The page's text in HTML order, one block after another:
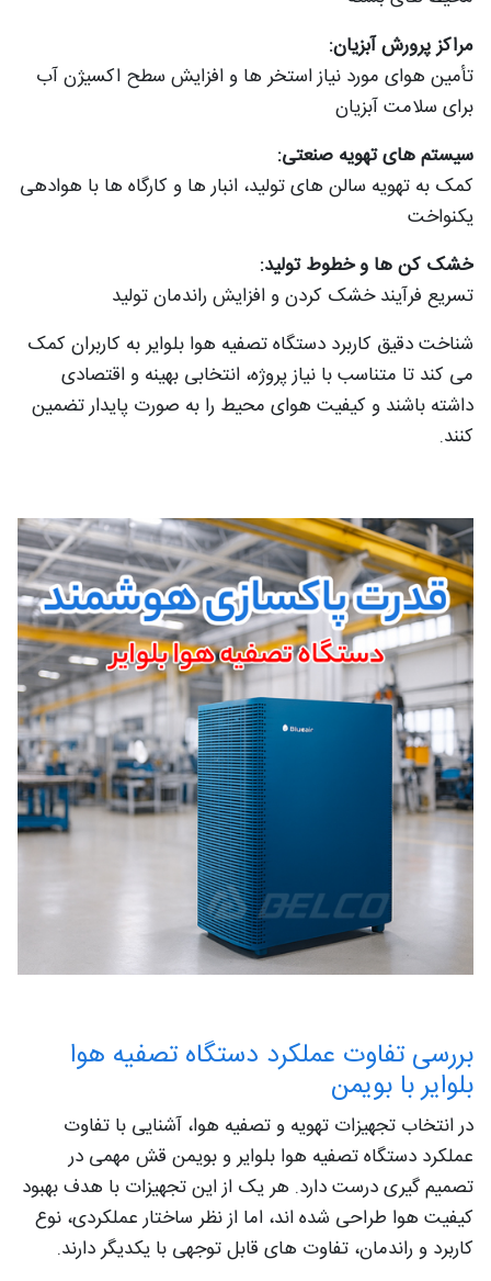
مراکز پرورش آبزیان:
تأمین هوای مورد نیاز استخر ها و افزایش سطح اکسیژن آب
برای سلامت آبزیان
سیستم‌ های تهویه صنعتی:
کمک به تهویه سالن‌ های تولید، انبار ها و کارگاه‌ ها با هوادهی
یکنواخت
خشک‌ کن‌ ها و خطوط تولید:
تسریع فرآیند خشک‌ کردن و افزایش راندمان تولید
شناخت دقیق کاربرد دستگاه تصفیه هوا بلوایر به کاربران کمک
می‌ کند تا متناسب با نیاز پروژه، انتخابی بهینه و اقتصادی
داشته باشند و کیفیت هوای محیط را به‌ صورت پایدار تضمین
کنند.
بررسی تفاوت عملکرد دستگاه تصفیه هوا
بلوایر با بویمن
در انتخاب تجهیزات تهویه و تصفیه هوا، آشنایی با تفاوت
عملکرد دستگاه تصفیه هوا بلوایر و بویمن قش مهمی در
تصمیم‌ گیری درست دارد. هر یک از این تجهیزات با هدف بهبود
کیفیت هوا طراحی شده‌ اند، اما از نظر ساختار عملکردی، نوع
کاربرد و راندمان، تفاوت‌ های قابل‌ توجهی با یکدیگر دارند.